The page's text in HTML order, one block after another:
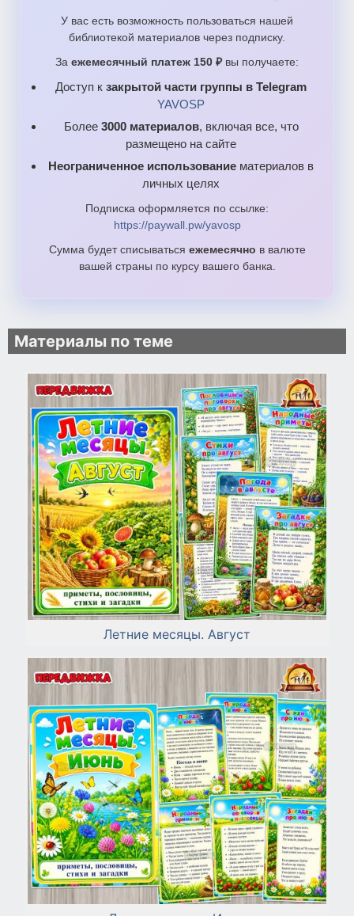
У вас есть возможность пользоваться нашей
библиотекой материалов через подписку.
За ежемесячный платеж 150 ₽ вы получаете:
Доступ к закрытой части группы в Telegram
YAVOSP
Более 3000 материалов, включая все, что
размещено на сайте
Неограниченное использование материалов в
личных целях
Подписка оформляется по ссылке:
https://paywall.pw/yavosp
Сумма будет списываться ежемесячно в валюте
вашей страны по курсу вашего банка.
Материалы по теме
Летние месяцы. Август